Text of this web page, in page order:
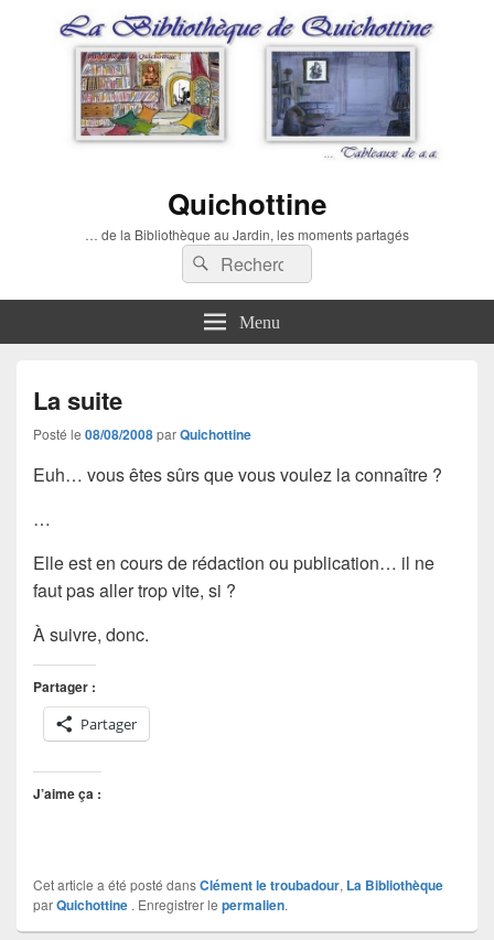
Quichottine
… de la Bibliothèque au Jardin, les moments partagés
Recherche :
Rechercher
Menu
La suite
Posté le 08/08/2008parQuichottine
Euh… vous êtes sûrs que vous voulez la connaître ?
…
Elle est en cours de rédaction ou publication… il ne
faut pas aller trop vite, si ?
À suivre, donc.
Partager :
Partager
J’aime ça :
Cet article a été posté dansClément le troubadour, La Bibliothèque
parQuichottine . Enregistrer le permalien.